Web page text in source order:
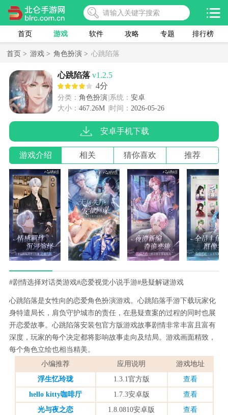
首页 游戏 软件 攻略 专题 排行榜
首页 > 游戏 > 角色扮演 > 心跳陷落
心跳陷落 v1.2.5
4分
分类： 角色扮演 系统： 安卓
大小： 467.26M 时间： 2026-05-26
安卓手机下载
游戏介绍 相关 猜你喜欢 推荐
#剧情选择对话类游戏#恋爱视觉小说手游#悬疑解谜游戏
心跳陷落是女性向的恋爱角色扮演游戏。心跳陷落手游下载玩家化
身特遣局长，肩负守护城市的责任，在悬疑查案的过程的同时也展
开恋爱故事。心跳陷落安装包官方版游戏故事剧情非常丰富且富有
深度，玩家的每个决定都将影响故事走向及结局。游戏画面精致，
每个角色立绘也相当精美。
小编推荐
应用说明
游戏地址
浮生忆玲珑
1.3.1官方版
查看
hello kitty咖啡厅
1.7.3安卓版
查看
光与夜之恋
1.8.0810安卓版 查看